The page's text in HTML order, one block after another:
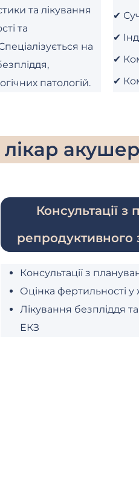
та лікування
та
на
патологій.
✔
✔
✔
✔
лікар
Консультації з
репродуктивного
Консультації з
Оцінка фертильності у
Лікування безпліддя
ЕКЗ